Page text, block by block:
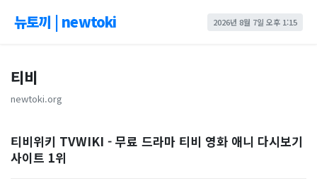
뉴토끼 | newtoki 2026년 8월 7일 오후 1:15
티비
newtoki.org
티비위키 TVWIKI - 무료 드라마 티비 영화 애니 다시보기
사이트 1위